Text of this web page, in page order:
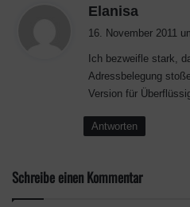
Elanisa
t
:
16. November 2011
Ich bezweifle stark,
Adressbelegung
Version für
Antworten
Schreibe einen Kommentar